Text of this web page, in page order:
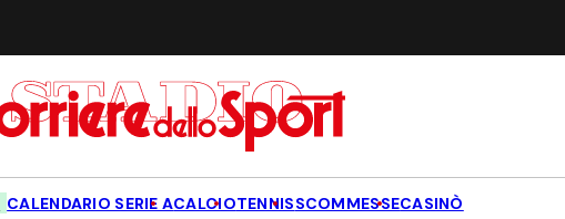
CALENDARIO SERIE ACALCIOTENNISSCOMMESSECASINÒ